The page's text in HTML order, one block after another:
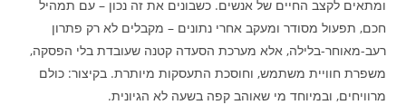
ומתאים לקצב החיים של אנשים. כשבונים את זה נכון – עם תמהיל
חכם, תפעול מסודר ומעקב אחרי נתונים – מקבלים לא רק פתרון
רעב-מאוחר-בלילה, אלא מערכת הסעדה קטנה שעובדת בלי הפסקה,
משפרת חוויית משתמש, וחוסכת התעסקות מיותרת. בקיצור: כולם
מרוויחים, ובמיוחד מי שאוהב קפה בשעה לא הגיונית.